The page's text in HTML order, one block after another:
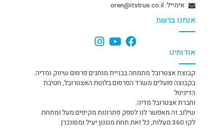
אודותינו
קבוצת אצטרובל מתמחה בבניית מותגים פרסום שיווק ומדיה.
בקבוצה פועלים משרד הפרסום בלוטת האצטרובל, חטיבת
הדיגיטל
וחברת אצטרובל מדיה.
שילוב זה מאפשר לנו לספק פתרונות מקיפים מעל ומתחת
לקו 360 מעלות, כל זאת תחת מנגנון יעיל ומסונכרן.
אימייל: oren@itstrue.co.il
אנחנו ברשת